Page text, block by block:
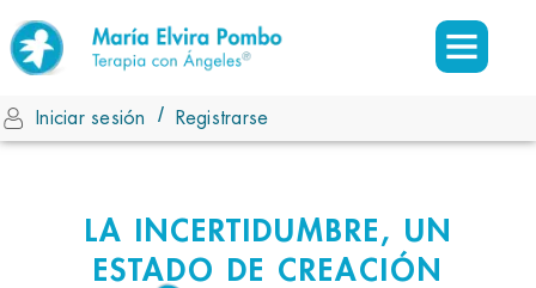
Iniciar sesión / Registrarse
LA INCERTIDUMBRE, UN
ESTADO DE CREACIÓN